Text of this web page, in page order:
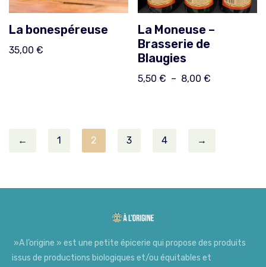
La bonespéreuse
35,00 €
La Moneuse –
Brasserie de
Blaugies
5,50€ – 8,00€
← 1 2 3 4 →
»A l’origine » est une petite épicerie qui propose des produits
issus de productions biologiques et/ou équitables et